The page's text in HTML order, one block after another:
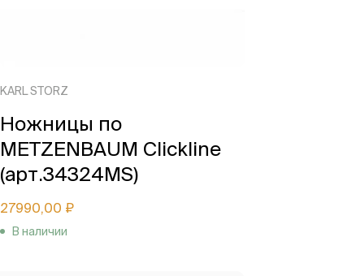
KARL STORZ
Ножницы по
METZENBAUM Clickline
(арт.34324MS)
27990,00 ₽
В наличии